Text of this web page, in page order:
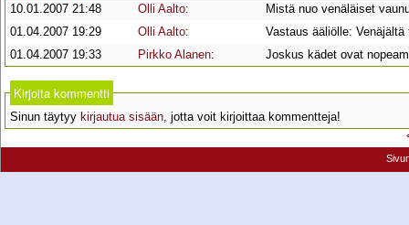
10.01.2007 21:48 Olli Aalto:
Mistä nuo venäläiset
01.04.2007 19:29
Olli Aalto:
Vastaus ääliölle:
01.04.2007 19:33
Pirkko Alanen: Joskus kädet ovat
Kirjoita kommentti
Sinun täytyy kirjautua sisään, jotta voit kirjoittaa kommentteja!